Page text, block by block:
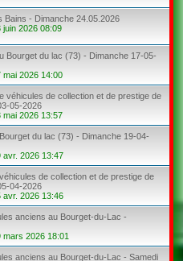
Bains - Dimanche 24.05.2026
juin 2026 08:09
Bourget du lac (73) - Dimanche 17-05-
mai 2026 14:00
véhicules de collection et de prestige de
05-2026
mai 2026 13:57
du lac (73) - Dimanche 19-04-
avr. 2026 13:47
de collection et de prestige de
04-2026
avr. 2026 13:46
anciens au Bourget-du-Lac -
mars 2026 18:01
anciens au Bourget-du-Lac - Samedi